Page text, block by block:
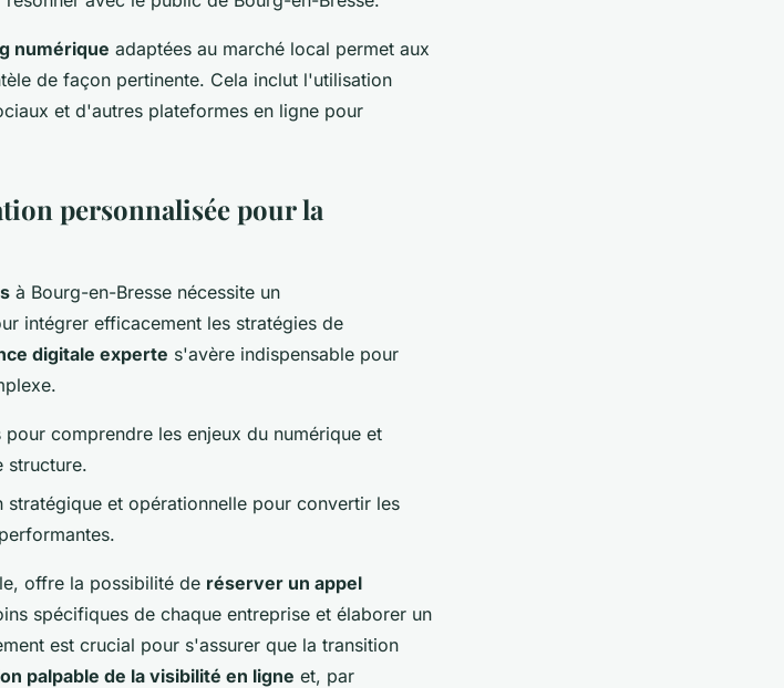
numérique adaptées au marché local permet aux
de façon pertinente. Cela inclut l'utilisation
et d'autres plateformes en ligne pour
personnalisée pour la
à Bourg-en-Bresse nécessite un
intégrer efficacement les stratégies de
digitale experte s'avère indispensable pour
pour comprendre les enjeux du numérique et
structure.
stratégique et opérationnelle pour convertir les
offre la possibilité de réserver un appel
spécifiques de chaque entreprise et élaborer un
est crucial pour s'assurer que la transition
palpable de la visibilité en ligne et, par